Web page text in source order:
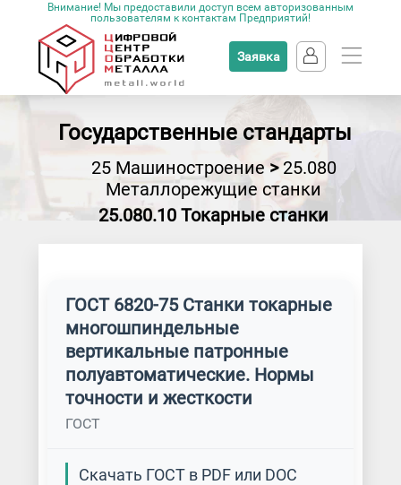
Внимание! Мы предоставили доступ всем авторизованным
пользователям к контактам Предприятий!
Заявка
Государственные стандарты
25 Машиностроение>25.080
Металлорежущие станки
25.080.10 Токарные станки
ГОСТ 6820-75 Станки токарные
многошпиндельные
вертикальные патронные
полуавтоматические. Нормы
точности и жесткости
ГОСТ
Скачать ГОСТ в PDF или DOC